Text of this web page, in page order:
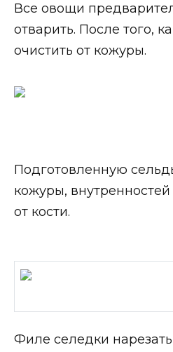
Все овощи
отварить. После того,
очистить от кожуры.
Подготовленную
кожуры,
от кости.
Филе селедки